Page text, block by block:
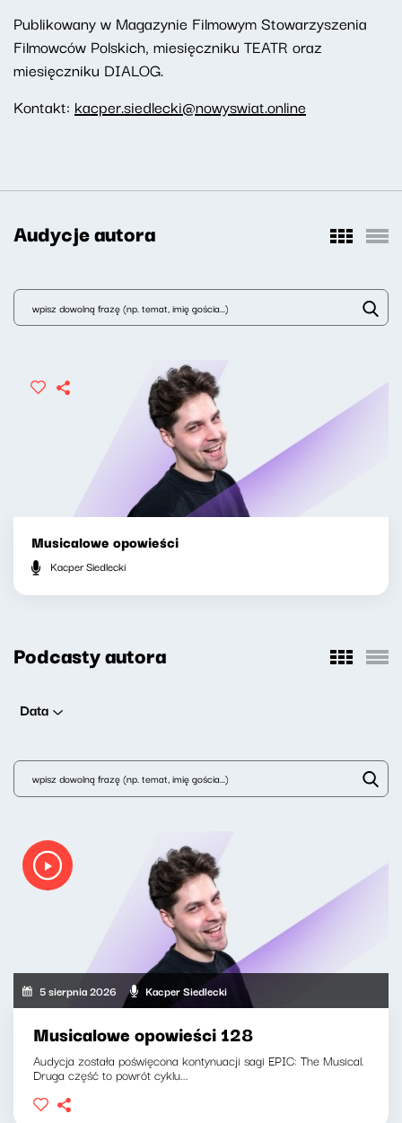
Publikowany w Magazynie Filmowym Stowarzyszenia
Filmowców Polskich, miesięczniku TEATR oraz
miesięczniku DIALOG.
Kontakt: kacper.siedlecki@nowyswiat.online
Audycje autora
Musicalowe opowieści
Kacper Siedlecki
Podcasty autora
Data
5 sierpnia 2026 Kacper Siedlecki
Musicalowe opowieści 128
Audycja została poświęcona kontynuacji sagi EPIC: The Musical.
Druga część to powrót cyklu...